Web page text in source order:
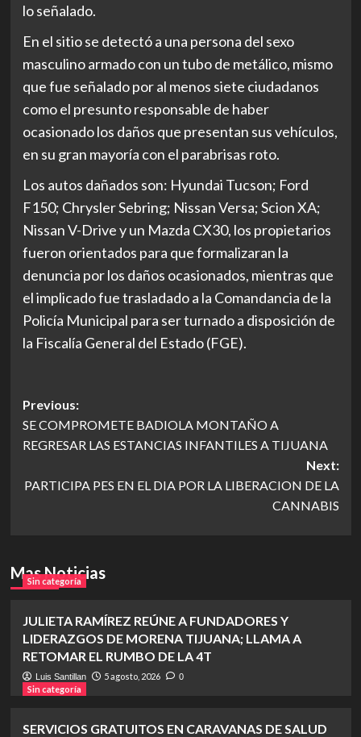
lo señalado.
En el sitio se detectó a una persona del sexo
masculino armado con un tubo de metálico, mismo
que fue señalado por al menos siete ciudadanos
como el presunto responsable de haber
ocasionado los daños que presentan sus vehículos,
en su gran mayoría con el parabrisas roto.
Los autos dañados son: Hyundai Tucson; Ford
F150; Chrysler Sebring; Nissan Versa; Scion XA;
Nissan V-Drive y un Mazda CX30, los propietarios
fueron orientados para que formalizaran la
denuncia por los daños ocasionados, mientras que
el implicado fue trasladado a la Comandancia de la
Policía Municipal para ser turnado a disposición de
la Fiscalía General del Estado (FGE).
Post
navigation
Previous:
SE COMPROMETE BADIOLA MONTAÑO A
REGRESAR LAS ESTANCIAS INFANTILES A TIJUANA
Next:
PARTICIPA PES EN EL DIA POR LA LIBERACION DE LA
CANNABIS
Mas Noticias
Sin categoría
JULIETA RAMÍREZ REÚNE A FUNDADORES Y
LIDERAZGOS DE MORENA TIJUANA; LLAMA A
RETOMAR EL RUMBO DE LA 4T
Luis Santillan 5 agosto, 2026 0
Sin categoría
SERVICIOS GRATUITOS EN CARAVANAS DE SALUD